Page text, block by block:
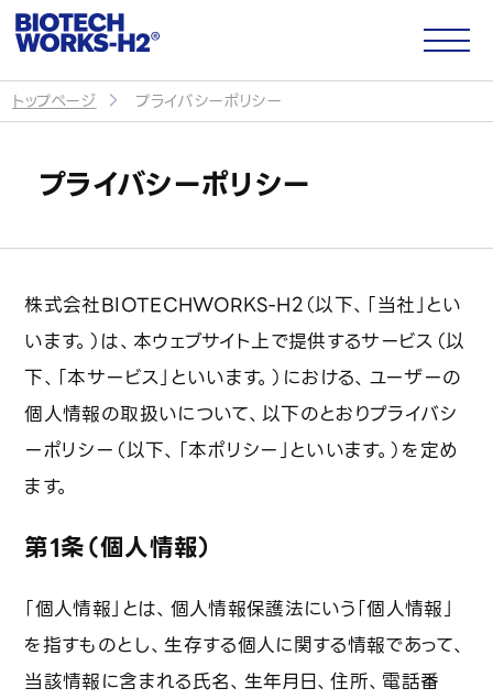
企業情報
会社概要
代表メッセージ
パートナー・提携企業
CSR・社会貢献
事業一覧・技術紹介
トップページ プライバシーポリシー
プライバシーポリシー
株式会社BIOTECHWORKS-H2（以下、「当社」とい
います。）は、本ウェブサイト上で提供するサービス（以
下、「本サービス」といいます。）における、ユーザーの
個人情報の取扱いについて、以下のとおりプライバシ
ーポリシー（以下、「本ポリシー」といいます。）を定め
ます。
第1条（個人情報）
「個人情報」とは、個人情報保護法にいう「個人情報」
を指すものとし、生存する個人に関する情報であって、
当該情報に含まれる氏名、生年月日、住所、電話番